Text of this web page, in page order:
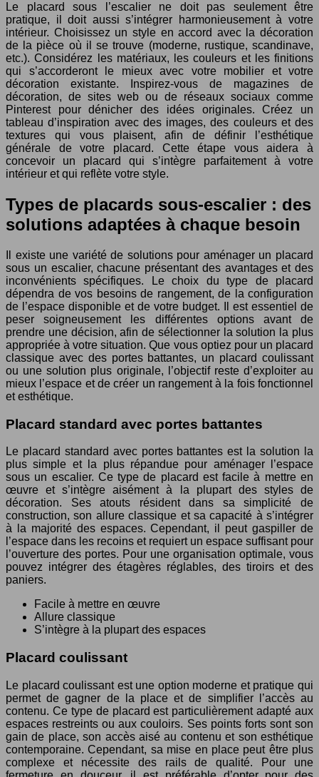
Le placard sous l’escalier ne doit pas seulement être
pratique, il doit aussi s’intégrer harmonieusement à votre
intérieur. Choisissez un style en accord avec la décoration
de la pièce où il se trouve (moderne, rustique, scandinave,
etc.). Considérez les matériaux, les couleurs et les finitions
qui s’accorderont le mieux avec votre mobilier et votre
décoration existante. Inspirez-vous de magazines de
décoration, de sites web ou de réseaux sociaux comme
Pinterest pour dénicher des idées originales. Créez un
tableau d’inspiration avec des images, des couleurs et des
textures qui vous plaisent, afin de définir l’esthétique
générale de votre placard. Cette étape vous aidera à
concevoir un placard qui s’intègre parfaitement à votre
intérieur et qui reflète votre style.
Types de placards sous-escalier : des
solutions adaptées à chaque besoin
Il existe une variété de solutions pour aménager un placard
sous un escalier, chacune présentant des avantages et des
inconvénients spécifiques. Le choix du type de placard
dépendra de vos besoins de rangement, de la configuration
de l’espace disponible et de votre budget. Il est essentiel de
peser soigneusement les différentes options avant de
prendre une décision, afin de sélectionner la solution la plus
appropriée à votre situation. Que vous optiez pour un placard
classique avec des portes battantes, un placard coulissant
ou une solution plus originale, l’objectif reste d’exploiter au
mieux l’espace et de créer un rangement à la fois fonctionnel
et esthétique.
Placard standard avec portes battantes
Le placard standard avec portes battantes est la solution la
plus simple et la plus répandue pour aménager l’espace
sous un escalier. Ce type de placard est facile à mettre en
œuvre et s’intègre aisément à la plupart des styles de
décoration. Ses atouts résident dans sa simplicité de
construction, son allure classique et sa capacité à s’intégrer
à la majorité des espaces. Cependant, il peut gaspiller de
l’espace dans les recoins et requiert un espace suffisant pour
l’ouverture des portes. Pour une organisation optimale, vous
pouvez intégrer des étagères réglables, des tiroirs et des
paniers.
Facile à mettre en œuvre
Allure classique
S’intègre à la plupart des espaces
Placard coulissant
Le placard coulissant est une option moderne et pratique qui
permet de gagner de la place et de simplifier l’accès au
contenu. Ce type de placard est particulièrement adapté aux
espaces restreints ou aux couloirs. Ses points forts sont son
gain de place, son accès aisé au contenu et son esthétique
contemporaine. Cependant, sa mise en place peut être plus
complexe et nécessite des rails de qualité. Pour une